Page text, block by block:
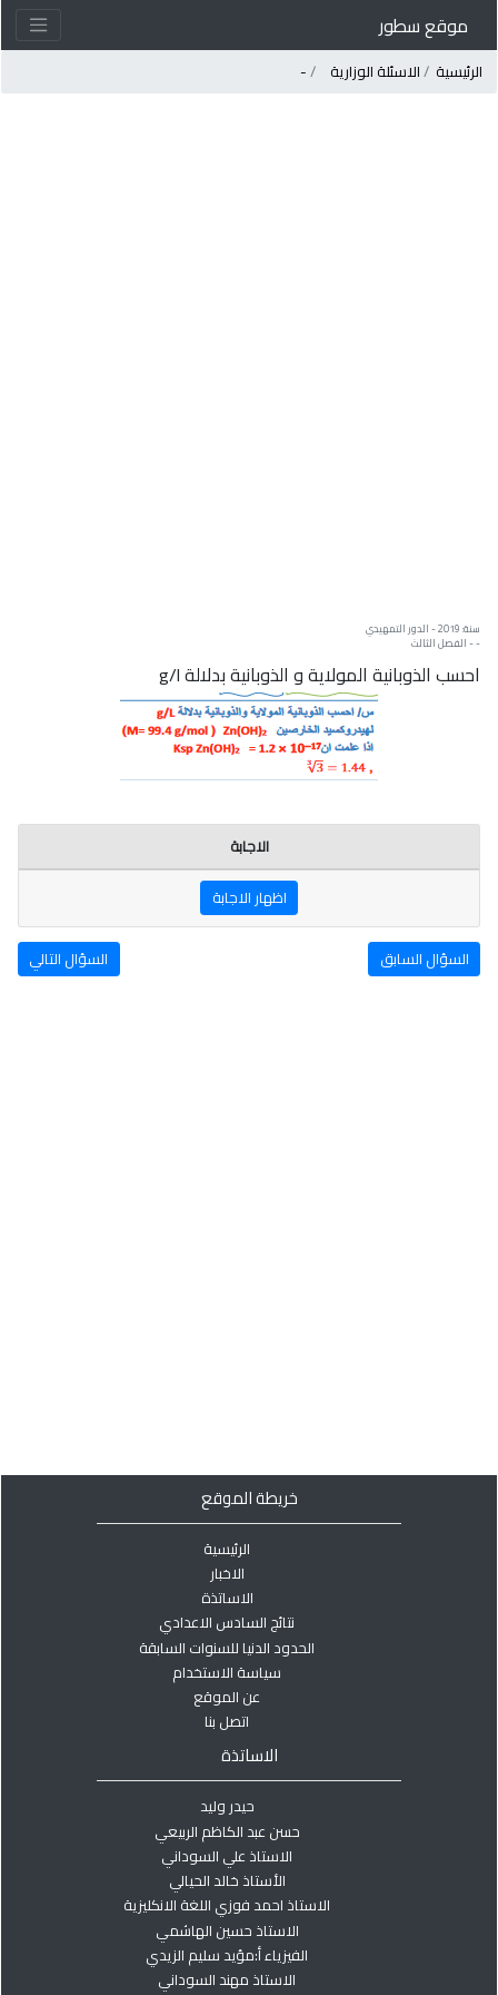
موقع سطور
الرئيسية الاسئلة الوزارية -
سنة: 2019 - الدور التمهيدي
- - الفصل الثالث
احسب الذوبانية المولاية و الذوبانية بدلالة g/l
الاجابة
اظهار الاجابة
السؤال السابق السؤال التالي
خريطة الموقع
الرئيسية
الاخبار
الاساتذة
نتائج السادس الاعدادي
الحدود الدنيا للسنوات السابقة
سياسة الاستخدام
عن الموقع
اتصل بنا
الاساتذة
حيدر وليد
حسن عبد الكاظم الربيعي
الاستاذ علي السوداني
الأستاذ خالد الحيالي
الاستاذ احمد فوزي اللغة الانكليزية
الاستاذ حسين الهاشمي
الفيزياء أ:مؤيد سليم الزيدي
الاستاذ مهند السوداني